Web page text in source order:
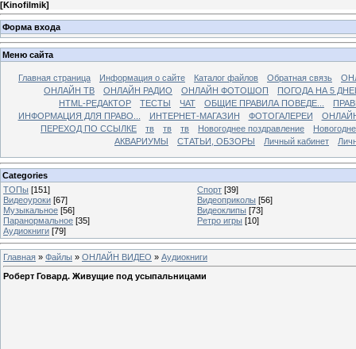
[Kinofilmik]
Форма входа
Меню сайта
Главная страница Информация о сайте Каталог файлов Обратная связь
ОНЛАЙН ТВ
ОНЛАЙН РАДИО ОНЛАЙН ФОТОШОП
ПОГОДА НА 5
HTML-РЕДАКТОР
ТЕСТЫ ЧАТ ОБЩИЕ ПРАВИЛА ПОВЕДЕ...
ИНФОРМАЦИЯ ДЛЯ ПРАВО...
ИНТЕРНЕТ-МАГАЗИН ФОТОГАЛЕРЕИ
ПЕРЕХОД ПО ССЫЛКЕ
тв тв тв Новогоднее поздравление
АКВАРИУМЫ
СТАТЬИ, ОБЗОРЫ Личный кабинет
Categories
ТОПы [151] Спорт [39]
Видеоуроки [67] Видеоприколы [56]
Музыкальное [56] Видеоклипы [73]
Паранормальное [35] Ретро игры [10]
Аудиокниги [79]
Главная » Файлы » ОНЛАЙН ВИДЕО » Аудиокниги
Роберт Говард. Живущие под усыпальницами